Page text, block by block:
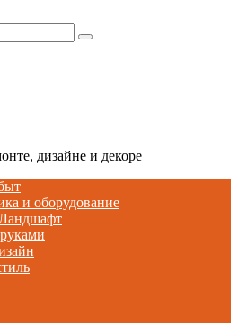
дизайне и декоре
и оборудование